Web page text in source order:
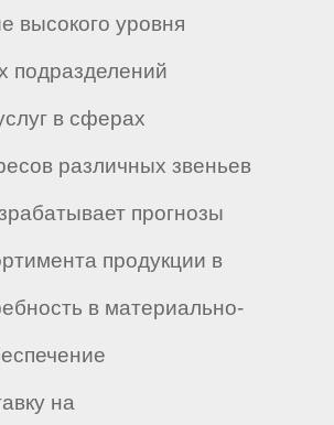
высокого уровня
подразделений
в сферах
различных звеньев
прогнозы
продукции в
в материально-
на